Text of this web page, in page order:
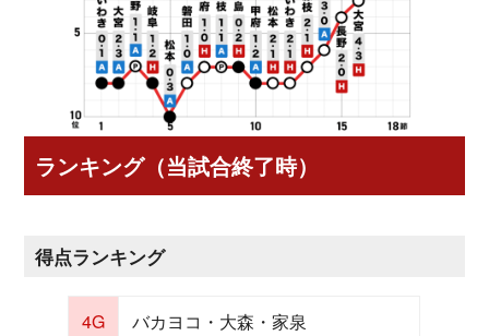
ランキング（当試合終了時）
得点ランキング
4G
バカヨコ・大森・家泉